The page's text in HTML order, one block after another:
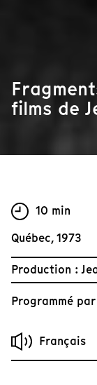
films de
10 min
Québec, 1973
Production :
Programmé par
Français